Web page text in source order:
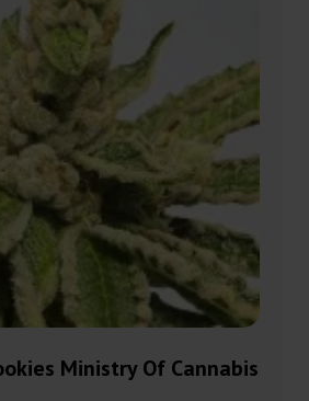
Ministry Of Cannabis